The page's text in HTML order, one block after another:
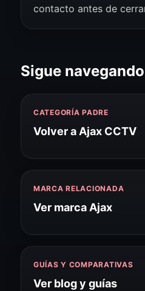
contacto antes de
Sigue
CATEGORÍA PADRE
Volver a Ajax CCTV
MARCA RELACIONADA
Ver marca Ajax
GUÍAS Y COMPARATIVAS
Ver blog y guías